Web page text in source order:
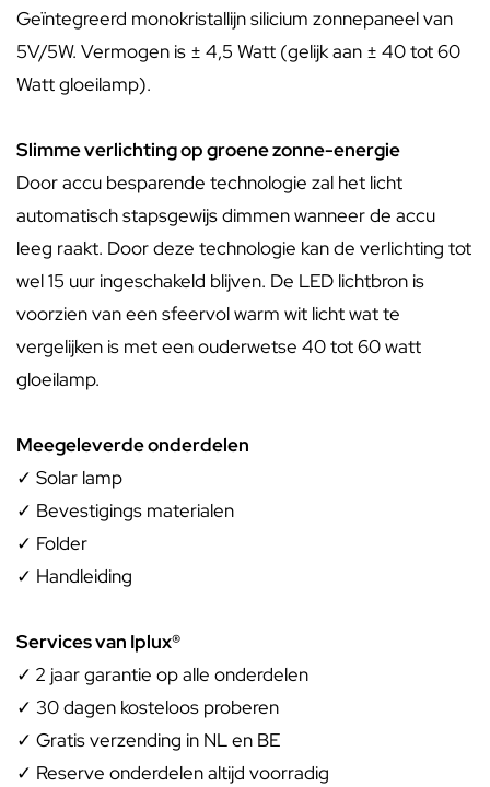
Geïntegreerd monokristallijn silicium zonnepaneel van
5V/5W. Vermogen is ± 4,5 Watt (gelijk aan ± 40 tot 60
Watt gloeilamp).
Slimme verlichting op groene zonne-energie
Door accu besparende technologie zal het licht
automatisch stapsgewijs dimmen wanneer de accu
leeg raakt. Door deze technologie kan de verlichting tot
wel 15 uur ingeschakeld blijven. De LED lichtbron is
voorzien van een sfeervol warm wit licht wat te
vergelijken is met een ouderwetse 40 tot 60 watt
gloeilamp.
Meegeleverde onderdelen
✓ Solar lamp
✓ Bevestigings materialen
✓ Folder
✓ Handleiding
Services van Iplux®
✓ 2 jaar garantie op alle onderdelen
✓ 30 dagen kosteloos proberen
✓ Gratis verzending in NL en BE
✓ Reserve onderdelen altijd voorradig